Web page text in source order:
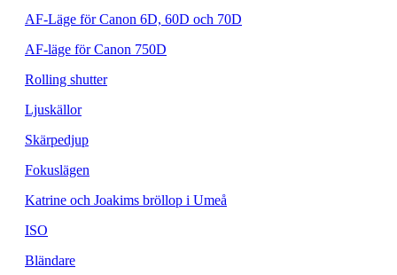
AF-Läge för Canon 6D, 60D och 70D
AF-läge för Canon 750D
Rolling shutter
Ljuskällor
Skärpedjup
Fokuslägen
Katrine och Joakims bröllop i Umeå
ISO
Bländare